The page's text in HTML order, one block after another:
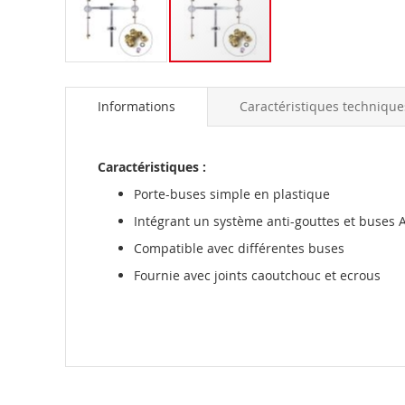
to
Informations
Caractéristiques :
Porte-buses simple en plastique
Intégrant un système anti-gouttes et buses
Compatible avec différentes buses
Fournie avec joints caoutchouc et ecrous
Caractéristiques